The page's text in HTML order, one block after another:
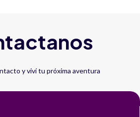
y viví tu próxima aventura